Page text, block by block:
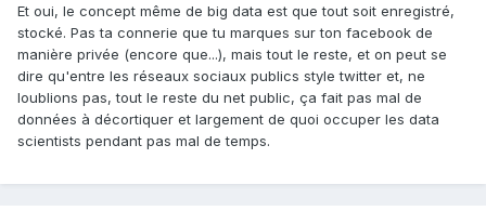
Et oui, le concept même de big data est que tout soit enregistré,
stocké. Pas ta connerie que tu marques sur ton facebook de
manière privée (encore que...), mais tout le reste, et on peut se
dire qu'entre les réseaux sociaux publics style twitter et, ne
loublions pas, tout le reste du net public, ça fait pas mal de
données à décortiquer et largement de quoi occuper les data
scientists pendant pas mal de temps.